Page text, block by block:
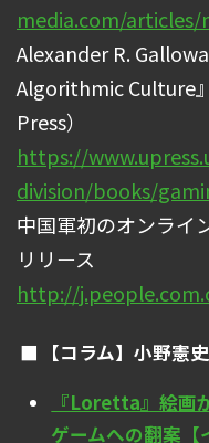
media.com/articles/
Alexander R.
Algorithmic Culture
Press）
https://
division/books/
中国軍初のオンライ
リリース
http://
【コラム】小野憲
『Loretta』絵画
ゲームへの翻案【